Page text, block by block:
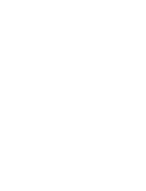
führen. Dazu stellt das
erbringen: